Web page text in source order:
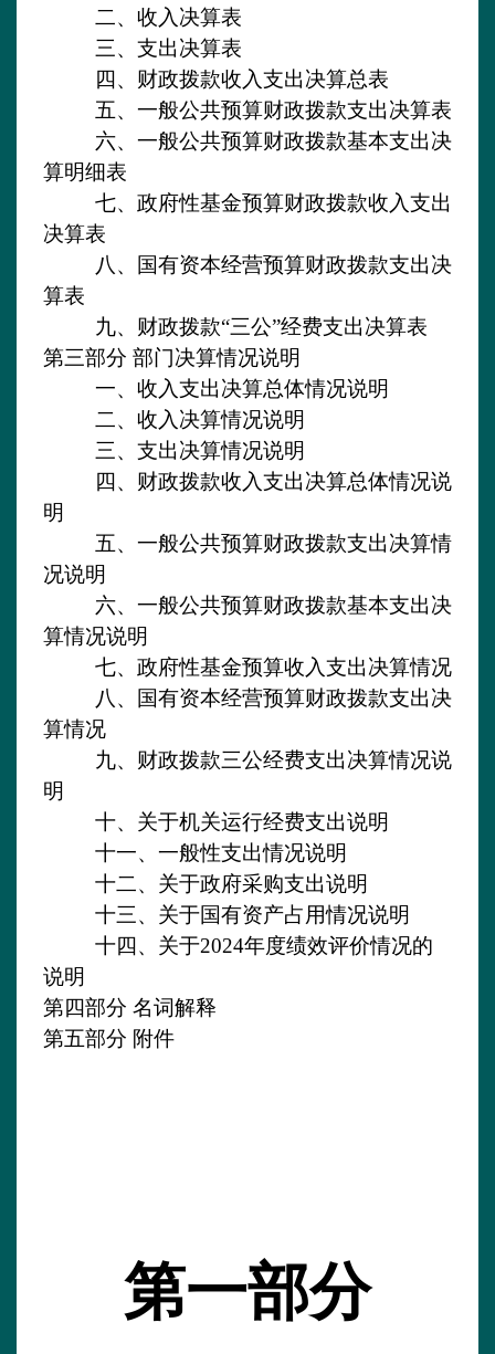
二、收入决算表
三、支出决算表
四、财政拨款收入支出决算总表
五、一般公共预算财政拨款支出决算表
六、一般公共预算财政拨款基本支出决
算明细表
七、政府性基金预算财政拨款收入支出
决算表
八、国有资本经营预算财政拨款支出决
算表
九、财政拨款“三公”经费支出决算表
第三部分 部门决算情况说明
一、收入支出决算总体情况说明
二、收入决算情况说明
三、支出决算情况说明
四、财政拨款收入支出决算总体情况说
明
五、一般公共预算财政拨款支出决算情
况说明
六、一般公共预算财政拨款基本支出决
算情况说明
七、政府性基金预算收入支出决算情况
八、国有资本经营预算财政拨款支出决
算情况
九、财政拨款三公经费支出决算情况说
明
十、关于机关运行经费支出说明
十一、一般性支出情况说明
十二、关于政府采购支出说明
十三、关于国有资产占用情况说明
十四、 关于2024年度绩效评价情况的
说明
第四部分 名词解释
第五部分 附件
第一部分